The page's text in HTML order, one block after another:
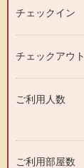
チェックイン
チェックアウト
ご利用人数
ご利用部屋数